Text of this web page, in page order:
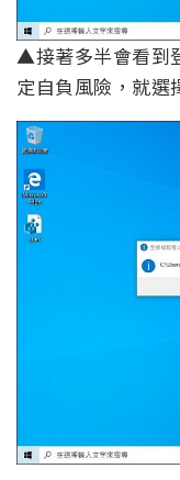
▲接著多半會看到
定自負風險，就選